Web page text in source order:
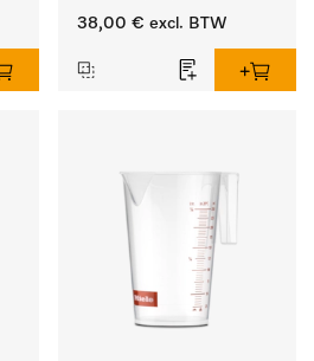
38,00 € excl. BTW